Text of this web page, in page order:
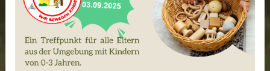
und bietet den Kindern eine ausgewogene,
warme Mahlzeit.
In einigen Einrichtungen bauen wir gemeinsam
mit den Kindern Gemüse und Kräuter an.
Durch das Säen, Pflegen, Ernten und